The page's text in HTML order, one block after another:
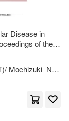
Disease in
of the
the Diabetic
by the
Metab
Mochizuki Nagano